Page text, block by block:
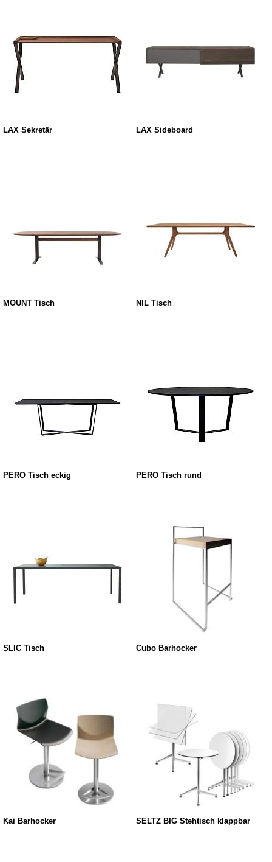
LAX Sekretär LAX Sideboard
MOUNT Tisch NIL Tisch
PERO Tisch eckig PERO Tisch rund
SLIC Tisch Cubo Barhocker
Kai Barhocker SELTZ BIG Stehtisch klappbar